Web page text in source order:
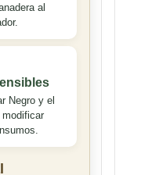
al
Negro y el